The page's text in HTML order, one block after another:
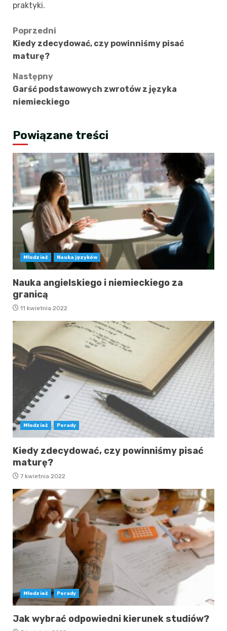
praktyki.
Zobacz
wpisy
Poprzedni
Kiedy zdecydować, czy powinniśmy pisać
maturę?
Następny
Garść podstawowych zwrotów z języka
niemieckiego
Powiązane treści
Młodzież Nauka języków
Nauka angielskiego i niemieckiego za
granicą
11 kwietnia 2022
Młodzież Porady
Kiedy zdecydować, czy powinniśmy pisać
maturę?
7 kwietnia 2022
Młodzież Porady
Jak wybrać odpowiedni kierunek studiów?